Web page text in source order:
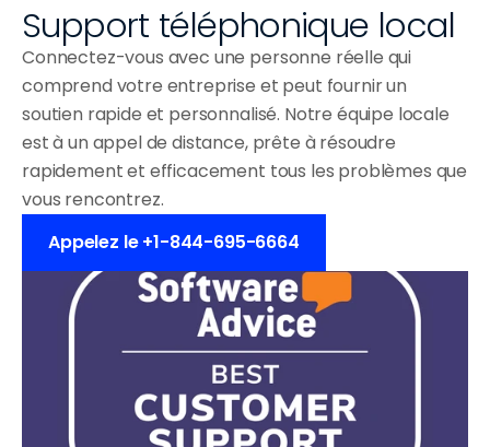
Cafés
Camions de
nourriture
Crèmeries
Bars à hamburgers
Microbrasseries
Cantines
Bars à sushi
Épiceries fines &
boulangeries
Bars à bubble tea
Support téléphonique local
Connectez-vous avec une personne réelle qui
comprend votre entreprise et peut fournir un
soutien rapide et personnalisé. Notre équipe locale
est à un appel de distance, prête à résoudre
rapidement et efficacement tous les problèmes que
vous rencontrez.
Appelez le +1-844-695-6664